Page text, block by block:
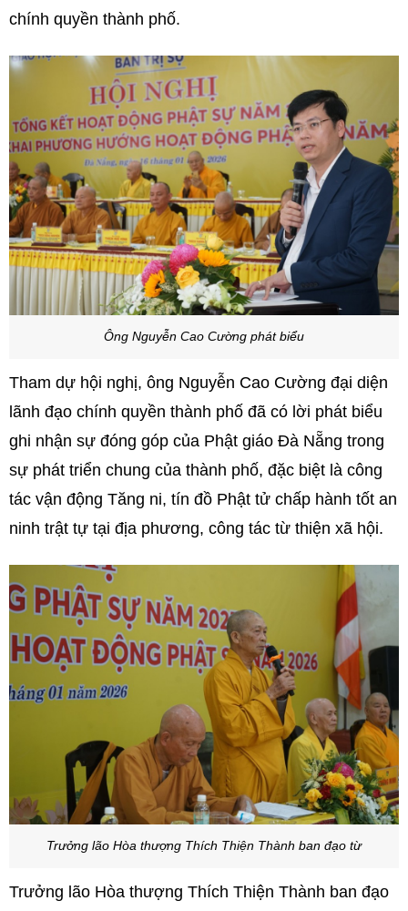
chính quyền thành phố.
Ông Nguyễn Cao Cường phát biểu
Tham dự hội nghị, ông Nguyễn Cao Cường đại diện
lãnh đạo chính quyền thành phố đã có lời phát biểu
ghi nhận sự đóng góp của Phật giáo Đà Nẵng trong
sự phát triển chung của thành phố, đặc biệt là công
tác vận động Tăng ni, tín đồ Phật tử chấp hành tốt an
ninh trật tự tại địa phương, công tác từ thiện xã hội.
Trưởng lão Hòa thượng Thích Thiện Thành ban đạo từ
Trưởng lão Hòa thượng Thích Thiện Thành ban đạo